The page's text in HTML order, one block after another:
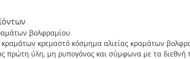
βολφραμίου
κρεμαστό κόσμημα αλιείας κραμάτων
πρώτη ύλη, μη ρυπογόνος και σύμφωνα με τα